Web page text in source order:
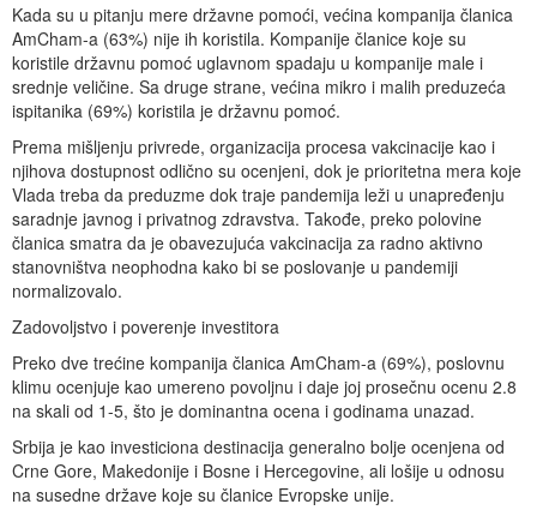
Kada su u pitanju mere državne pomoći, većina kompanija članica
AmCham-a (63%) nije ih koristila. Kompanije članice koje su
koristile državnu pomoć uglavnom spadaju u kompanije male i
srednje veličine. Sa druge strane, većina mikro i malih preduzeća
ispitanika (69%) koristila je državnu pomoć.
Prema mišljenju privrede, organizacija procesa vakcinacije kao i
njihova dostupnost odlično su ocenjeni, dok je prioritetna mera koje
Vlada treba da preduzme dok traje pandemija leži u unapređenju
saradnje javnog i privatnog zdravstva. Takođe, preko polovine
članica smatra da je obavezujuća vakcinacija za radno aktivno
stanovništva neophodna kako bi se poslovanje u pandemiji
normalizovalo.
Zadovoljstvo i poverenje investitora
Preko dve trećine kompanija članica AmCham-a (69%), poslovnu
klimu ocenjuje kao umereno povoljnu i daje joj prosečnu ocenu 2.8
na skali od 1-5, što je dominantna ocena i godinama unazad.
Srbija je kao investiciona destinacija generalno bolje ocenjena od
Crne Gore, Makedonije i Bosne i Hercegovine, ali lošije u odnosu
na susedne države koje su članice Evropske unije.